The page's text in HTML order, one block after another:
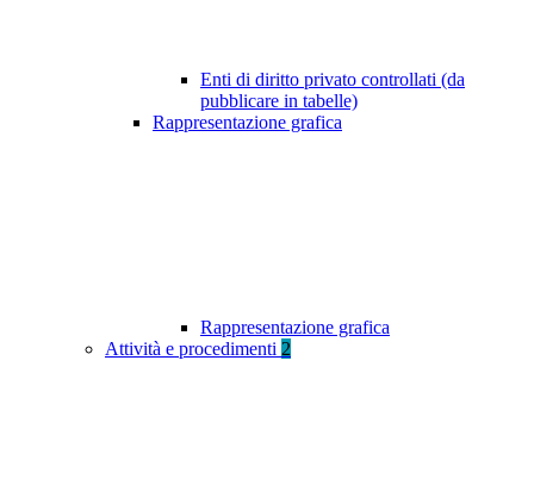
Enti di diritto privato controllati (da
pubblicare in tabelle)
Rappresentazione grafica
Rappresentazione grafica
Attività e procedimenti 2